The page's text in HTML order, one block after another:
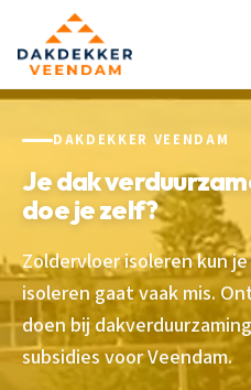
DAKDEKKER VEENDAM
Je dak
doe je zelf?
Zoldervloer isoleren kun
isoleren gaat vaak mis.
doen bij
subsidies voor Veendam.